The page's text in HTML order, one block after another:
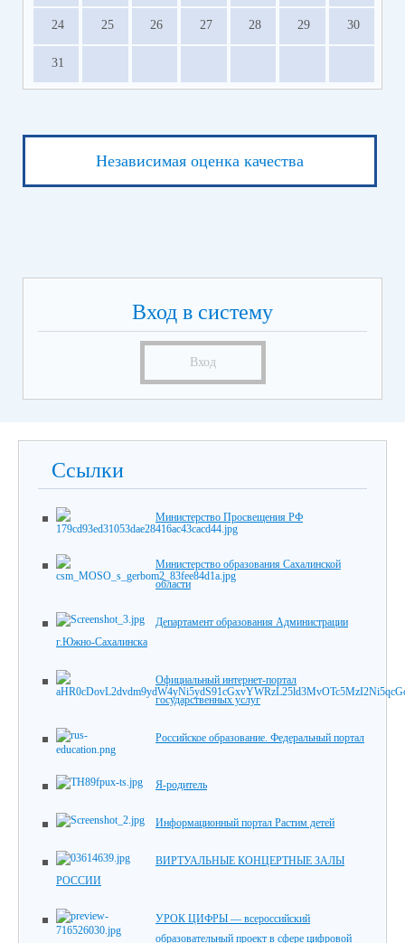
24 25 26 27 28 29 30
31
Независимая оценка качества
Вход в систему
Вход
Ссылки
Министерство Просвещения РФ
Министерство образования Сахалинской
области
Департамент образования Администрации
г.Южно-Сахалинска
Официальный интернет-портал
государственных услуг
Российское образование. Федеральный портал
Я-родитель
Информационный портал Растим детей
ВИРТУАЛЬНЫЕ КОНЦЕРТНЫЕ ЗАЛЫ
РОССИИ
УРОК ЦИФРЫ — всероссийский
образовательный проект в сфере цифровой